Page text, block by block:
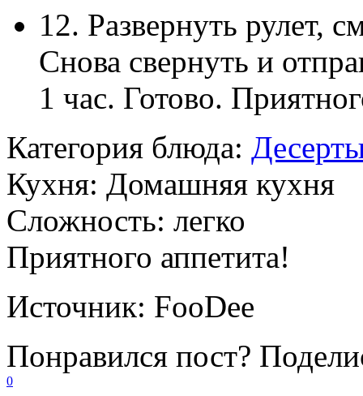
12. Развернуть рулет,
Снова свернуть и
1 час. Готово.
Категория блюда:
Кухня: Домашняя кухня
Сложность: легко
Приятного аппетита!
Источник: FooDee
Понравился пост?
0